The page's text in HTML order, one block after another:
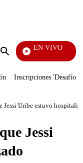
Enviar
EN VIVO
Orozco
Inscripciones 'Desafío'
Jessi Uribe estuvo
Jessi